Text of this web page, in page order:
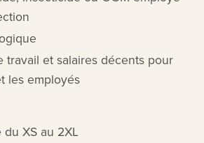
travail et salaires décents pour
les employés
du XS au 2XL